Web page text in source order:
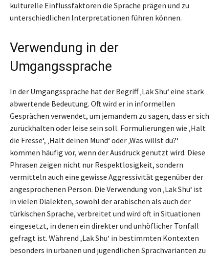
kulturelle Einflussfaktoren die Sprache prägen und zu
unterschiedlichen Interpretationen führen können.
Verwendung in der
Umgangssprache
In der Umgangssprache hat der Begriff ‚Lak Shu‘ eine stark
abwertende Bedeutung. Oft wird er in informellen
Gesprächen verwendet, um jemandem zu sagen, dass er sich
zurückhalten oder leise sein soll. Formulierungen wie ‚Halt
die Fresse‘, ‚Halt deinen Mund‘ oder ‚Was willst du?‘
kommen häufig vor, wenn der Ausdruck genutzt wird. Diese
Phrasen zeigen nicht nur Respektlosigkeit, sondern
vermitteln auch eine gewisse Aggressivität gegenüber der
angesprochenen Person. Die Verwendung von ‚Lak Shu‘ ist
in vielen Dialekten, sowohl der arabischen als auch der
türkischen Sprache, verbreitet und wird oft in Situationen
eingesetzt, in denen ein direkter und unhöflicher Tonfall
gefragt ist. Während ‚Lak Shu‘ in bestimmten Kontexten
besonders in urbanen und jugendlichen Sprachvarianten zu